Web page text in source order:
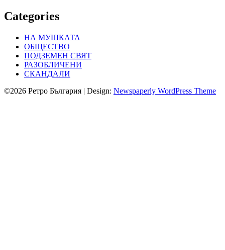
Categories
НА МУШКАТА
ОБЩЕСТВО
ПОДЗЕМЕН СВЯТ
РАЗОБЛИЧЕНИ
СКАНДАЛИ
©2026 Ретро България | Design: Newspaperly WordPress Theme